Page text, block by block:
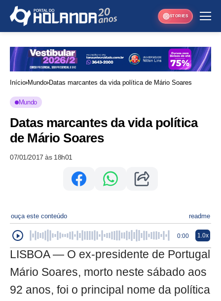
STORIES
Início Mundo Datas marcantes da vida política de Mário Soares
Mundo
Datas marcantes da vida política
de Mário Soares
07/01/2017 às 18h01
ouça este conteúdo readme
0:00 1.0x
LISBOA — O ex-presidente de Portugal
Mário Soares, morto neste sábado aos
92 anos, foi o principal nome da política